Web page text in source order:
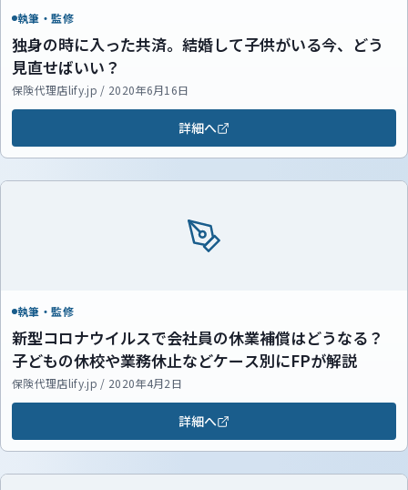
執筆・監修
独身の時に入った共済。結婚して子供がいる今、どう
見直せばいい？
保険代理店lify.jp / 2020年6月16日
詳細へ
執筆・監修
新型コロナウイルスで会社員の休業補償はどうなる？
子どもの休校や業務休止などケース別にFPが解説
保険代理店lify.jp / 2020年4月2日
詳細へ